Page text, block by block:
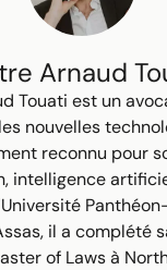
Arnaud
Touati est un
nouvelles
reconnu pour
intelligence
il a complété
of Laws à